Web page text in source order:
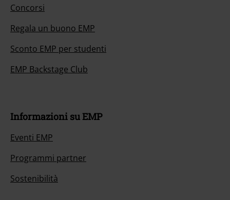
Concorsi
Regala un buono EMP
Sconto EMP per studenti
EMP Backstage Club
Informazioni su EMP
Eventi EMP
Programmi partner
Sostenibilità